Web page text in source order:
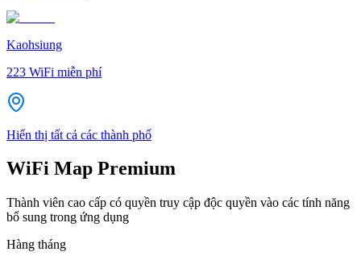
Kaohsiung
223 WiFi miễn phí
Hiển thị tất cả các thành phố
WiFi Map Premium
Thành viên cao cấp có quyền truy cập độc quyền vào các tính năng
bổ sung trong ứng dụng
Hàng tháng